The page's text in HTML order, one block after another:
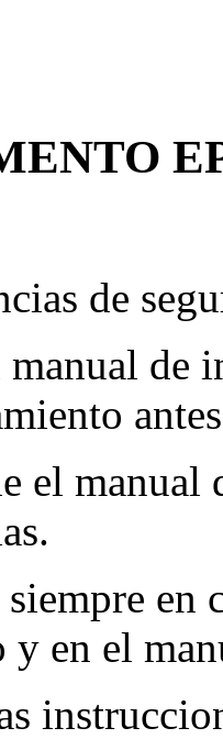
de
manual de
el manual
siempre en
y en el